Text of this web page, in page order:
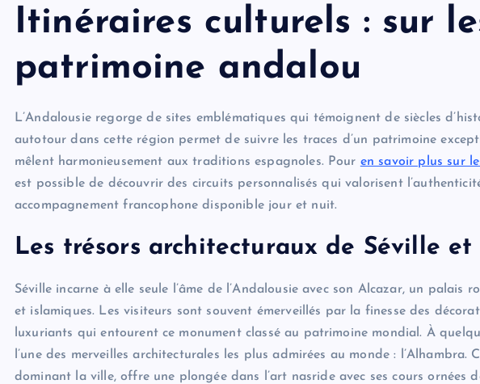
Itinéraires culturels : sur
patrimoine andalou
L’Andalousie regorge de sites emblématiques qui témoignent de siècles
autotour dans cette région permet de suivre les traces d’un patrimoine
mêlent harmonieusement aux traditions espagnoles. Pour en savoir plus sur
est possible de découvrir des circuits personnalisés qui valorisent
accompagnement francophone disponible jour et nuit.
Les trésors architecturaux de Séville et
Séville incarne à elle seule l’âme de l’Andalousie avec son Alcazar, un palais
et islamiques. Les visiteurs sont souvent émerveillés par la finesse des
luxuriants qui entourent ce monument classé au patrimoine mondial. À
l’une des merveilles architecturales les plus admirées au monde :
dominant la ville, offre une plongée dans l’art nasride avec ses cours ornées